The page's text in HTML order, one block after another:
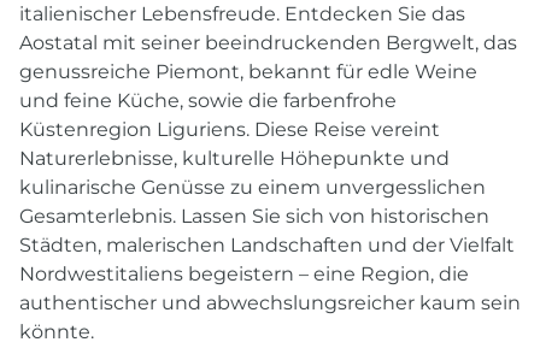
italienischer Lebensfreude. Entdecken Sie das
Aostatal mit seiner beeindruckenden Bergwelt, das
genussreiche Piemont, bekannt für edle Weine
und feine Küche, sowie die farbenfrohe
Küstenregion Liguriens. Diese Reise vereint
Naturerlebnisse, kulturelle Höhepunkte und
kulinarische Genüsse zu einem unvergesslichen
Gesamterlebnis. Lassen Sie sich von historischen
Städten, malerischen Landschaften und der Vielfalt
Nordwestitaliens begeistern – eine Region, die
authentischer und abwechslungsreicher kaum sein
könnte.